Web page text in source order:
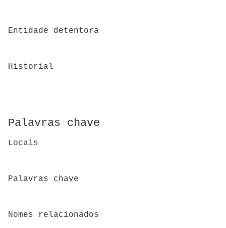
Entidade detentora
Historial
Palavras chave
Locais
Palavras chave
Nomes relacionados